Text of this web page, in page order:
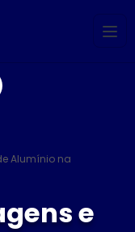
Alumínio na
e